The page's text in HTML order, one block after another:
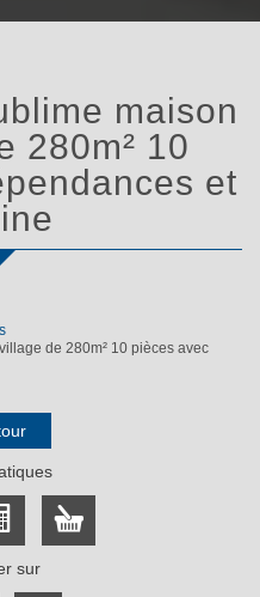
280m² 10
et
de 280m² 10 pièces avec
sur